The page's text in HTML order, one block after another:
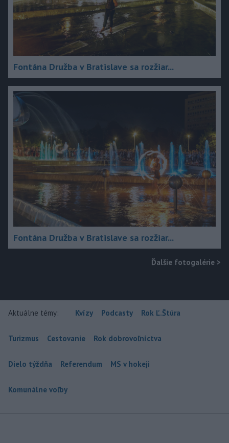
Fontána Družba v Bratislave sa rozžiar...
Fontána Družba v Bratislave sa rozžiar...
Ďalšie fotogalérie >
Aktuálne témy: Kvízy Podcasty Rok Ľ.Štúra
Turizmus Cestovanie Rok dobrovoľníctva
Dielo týždňa Referendum MS v hokeji
Komunálne voľby